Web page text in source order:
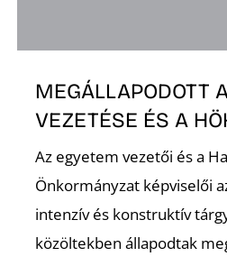
MEGÁLLAPODOTT
VEZETÉSE ÉS A
Az egyetem vezetői és a
Önkormányzat képviselői
intenzív és konstruktív
közöltekben állapodtak